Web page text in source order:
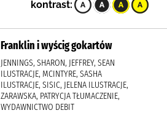
kontrast:
Franklin i wyścig gokartów
JENNINGS, SHARON, JEFFREY, SEAN
ILUSTRACJE, MCINTYRE, SASHA
ILUSTRACJE, SISIC, JELENA ILUSTRACJE,
ZARAWSKA, PATRYCJA TŁUMACZENIE,
WYDAWNICTWO DEBIT